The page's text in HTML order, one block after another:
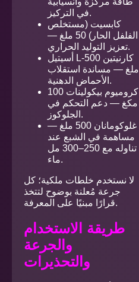
في التركيز.
كابسيت (مستخلص
الفلفل الحار) 50 ملغ —
تعزيز التوليد الحراري.
أسيتيل L-كارنيتين 500
ملغ — مساندة استقلاب
الأحماض الدهنية.
كروميوم بيكولينات 100
مكغ — دعم التحكم في
الجلوكوز.
غلوكومانان 500 ملغ —
مساهمة في الشبع عند
تناوله مع 250–300 مل
ماء.
لا نستخدم خلطات ملكية؛ كل
جرعة مُعلنة بوضوح لتتخذ
قرارًا مبنيًا على المعرفة.
طريقة الاستخدام
والجرعة
والتحذيرات